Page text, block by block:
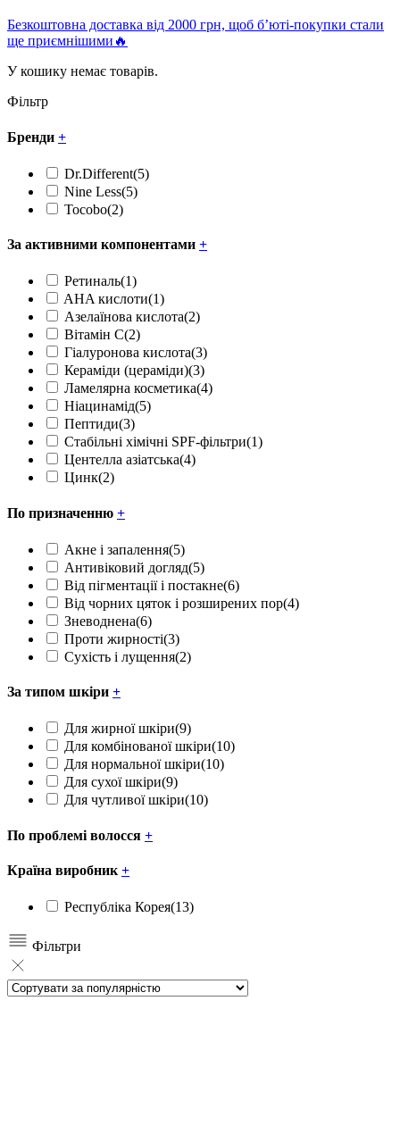
Безкоштовна доставка від 2000 грн, щоб б’юті-покупки стали
ще приємнішими🔥
У кошику немає товарів.
Фільтр
Бренди +
Dr.Different(5)
Nine Less(5)
Tocobo(2)
За активними компонентами +
Ретиналь(1)
AHA кислоти(1)
Азелаїнова кислота(2)
Вітамін С(2)
Гіалуронова кислота(3)
Кераміди (цераміди)(3)
Ламелярна косметика(4)
Ніацинамід(5)
Пептиди(3)
Стабільні хімічні SPF-фільтри(1)
Центелла азіатська(4)
Цинк(2)
По призначенню +
Акне і запалення(5)
Антивіковий догляд(5)
Від пігментації і постакне(6)
Від чорних цяток і розширених пор(4)
Зневоднена(6)
Проти жирності(3)
Сухість і лущення(2)
За типом шкіри +
Для жирної шкіри(9)
Для комбінованої шкіри(10)
Для нормальної шкіри(10)
Для сухої шкіри(9)
Для чутливої шкіри(10)
По проблемі волосся +
Країна виробник +
Республіка Корея(13)
Фільтри